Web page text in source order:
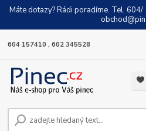
Máte dotazy? Rádi poradíme. Tel.
604 157410 , 602 345528